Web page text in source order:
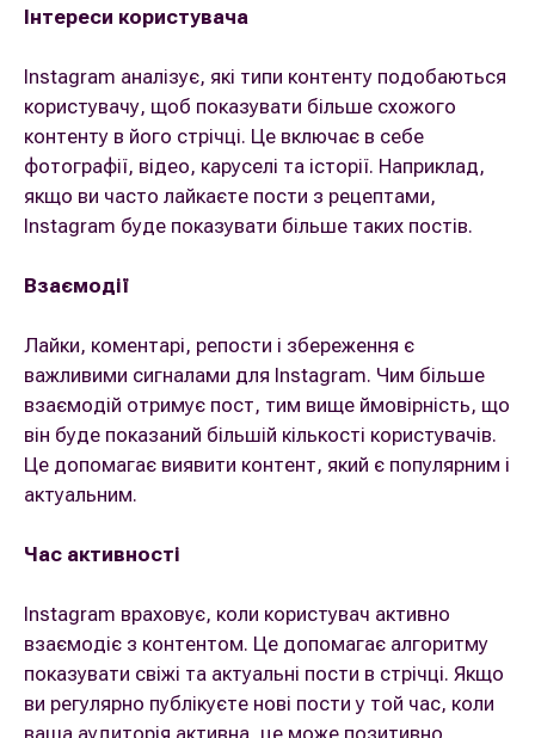
Інтереси користувача
Instagram аналізує, які типи контенту подобаються
користувачу, щоб показувати більше схожого
контенту в його стрічці. Це включає в себе
фотографії, відео, каруселі та історії. Наприклад,
якщо ви часто лайкаєте пости з рецептами,
Instagram буде показувати більше таких постів.
Взаємодії
Лайки, коментарі, репости і збереження є
важливими сигналами для Instagram. Чим більше
взаємодій отримує пост, тим вище ймовірність, що
він буде показаний більшій кількості користувачів.
Це допомагає виявити контент, який є популярним і
актуальним.
Час активності
Instagram враховує, коли користувач активно
взаємодіє з контентом. Це допомагає алгоритму
показувати свіжі та актуальні пости в стрічці. Якщо
ви регулярно публікуєте нові пости у той час, коли